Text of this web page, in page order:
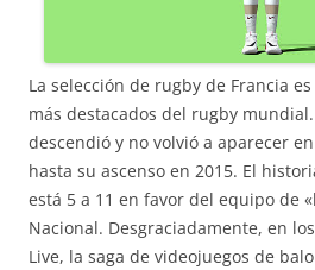
La selección de rugby de Francia
más destacados del rugby
descendió y no volvió a aparecer
hasta su ascenso en 2015. El
está 5 a 11 en favor del equipo de
Nacional. Desgraciadamente, en
Live, la saga de videojuegos de